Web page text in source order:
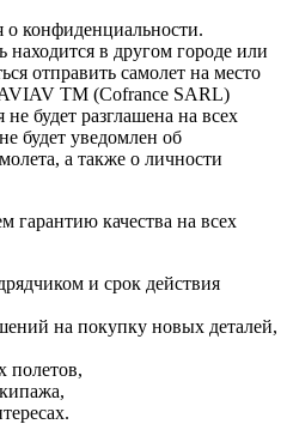
о конфиденциальности.
в другом городе или
отправить самолет на место
TM (Сofrance SARL)
будет разглашена на всех
будет уведомлен об
а также о личности
гарантию качества на всех
и срок действия
на покупку новых деталей,
полетов,